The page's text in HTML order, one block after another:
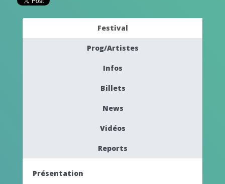
Festival
Prog/Artistes
Infos
Billets
News
Vidéos
Reports
Présentation